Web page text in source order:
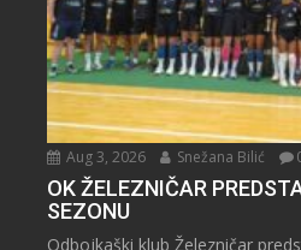
Aug 3, 2026 Snežana Bilić
OK ŽELEZNIČAR
SEZONU
Odbojkaški klub Železničar